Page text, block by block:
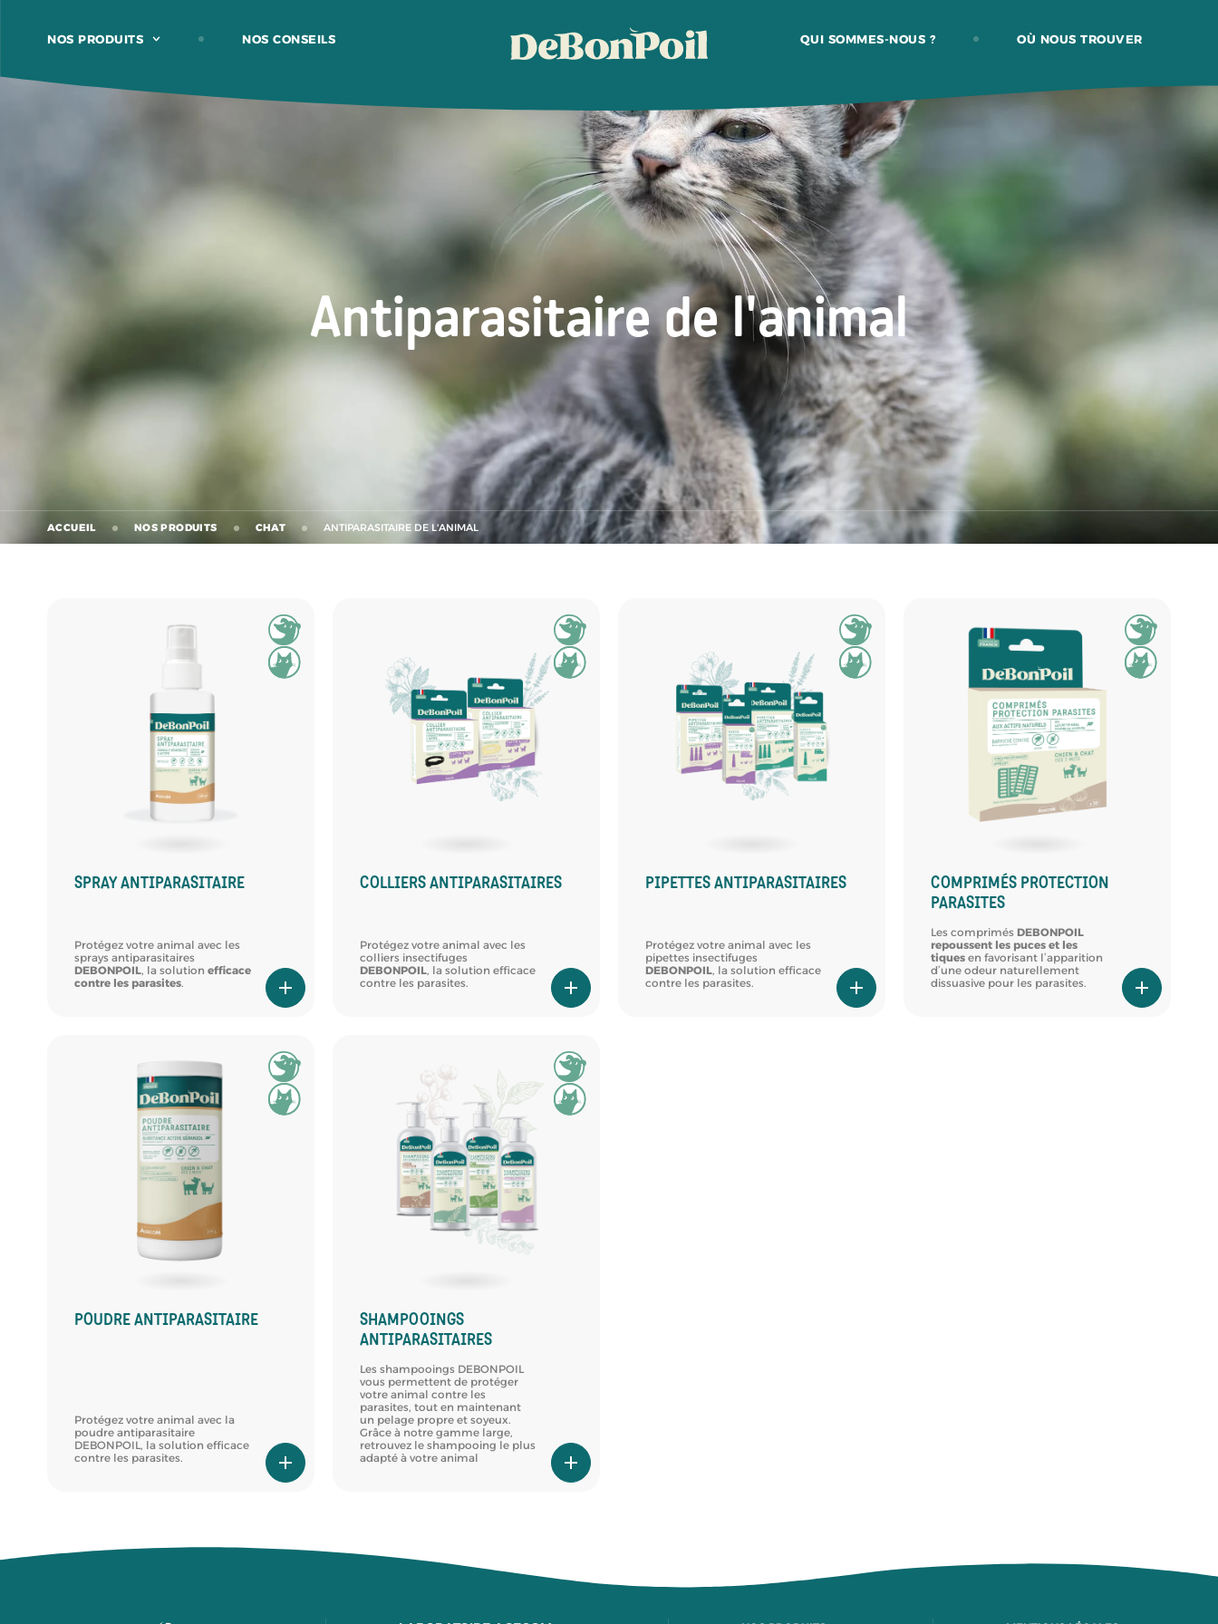
NOS PRODUITS NOS CONSEILS QUI SOMMES-NOUS ? OÙ NOUS TROUVER
Antiparasitaire de l'animal
ACCUEIL NOS PRODUITS CHAT ANTIPARASITAIRE DE L'ANIMAL
SPRAY ANTIPARASITAIRE
Protégez votre animal avec les
sprays antiparasitaires
DEBONPOIL, la solution efficace
contre les parasites.
COLLIERS ANTIPARASITAIRES
Protégez votre animal avec les
colliers insectifuges
DEBONPOIL, la solution efficace
contre les parasites.
PIPETTES ANTIPARASITAIRES
Protégez votre animal avec les
pipettes insectifuges
DEBONPOIL, la solution efficace
contre les parasites.
COMPRIMÉS PROTECTION
PARASITES
Les comprimés DEBONPOIL
repoussent les puces et les
tiques en favorisant l’apparition
d’une odeur naturellement
dissuasive pour les parasites.
POUDRE ANTIPARASITAIRE
Protégez votre animal avec la
poudre antiparasitaire
DEBONPOIL, la solution efficace
contre les parasites.
SHAMPOOINGS
ANTIPARASITAIRES
Les shampooings DEBONPOIL
vous permettent de protéger
votre animal contre les
parasites, tout en maintenant
un pelage propre et soyeux.
Grâce à notre gamme large,
retrouvez le shampooing le plus
adapté à votre animal